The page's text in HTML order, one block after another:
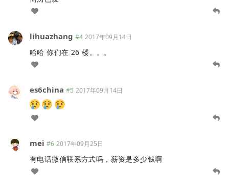
lihuazhang #4 2017年09月14日
哈哈 你们在 26 楼。。。
es6china #5 2017年09月14日
mei #6 2017年09月25日
有电话微信联系方式吗，薪资是多少钱啊